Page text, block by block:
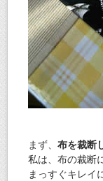
まず、 布を裁断
私は、布の裁断
まっすぐキレイ